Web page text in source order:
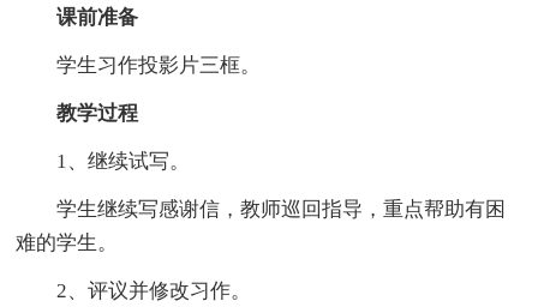
课前准备
学生习作投影片三框。
教学过程
1、继续试写。
学生继续写感谢信，教师巡回指导，重点帮助有困
难的学生。
2、评议并修改习作。